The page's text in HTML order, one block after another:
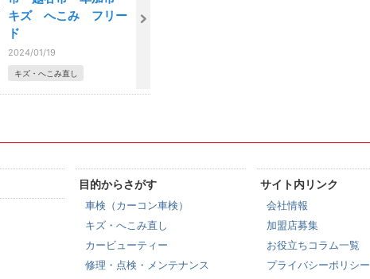
キズ へこみ フリー
ド
2024/01/19
キズ・へこみ直し
目的からさがす
車検（カーコン車検）
キズ・へこみ直し
カービューティー
修理・点検・メンテナンス
サイト内リンク
会社情報
加盟店募集
お役立ちコラム一覧
プライバシーポリシー